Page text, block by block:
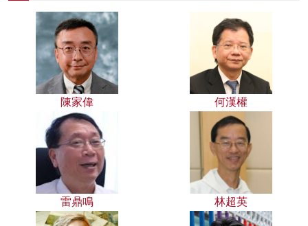
陳家偉 何漢權
雷鼎鳴 林超英